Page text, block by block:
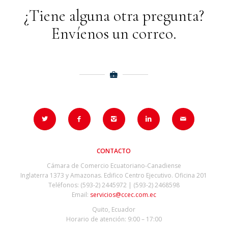
¿Tiene alguna otra pregunta?
Envíenos un correo.
CONTACTO
Cámara de Comercio Ecuatoriano-Canadiense
Inglaterra 1373 y Amazonas. Edifico Centro Ejecutivo. Oficina 201
Teléfonos: (593-2) 2445972 | (593-2) 2468598
Email: servicios@ccec.com.ec
Quito, Ecuador
Horario de atención: 9:00 – 17:00